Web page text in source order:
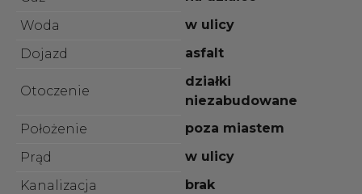
Woda
w ulicy
Dojazd
asfalt
Otoczenie
działki
niezabudowane
Położenie
poza miastem
Prąd
w ulicy
Kanalizacja
brak